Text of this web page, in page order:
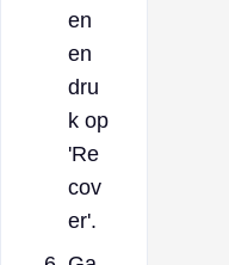
en
en
dru
k op
'Re
cov
er'.